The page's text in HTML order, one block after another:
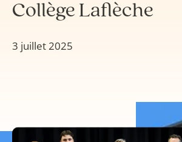
Collège Laflèche
3 juillet 2025